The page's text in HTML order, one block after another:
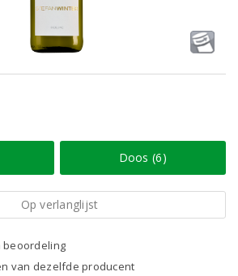
Doos (6)
Op verlanglijst
beoordeling
van dezelfde producent